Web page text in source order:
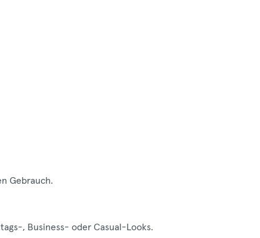
Gebrauch.
, Business- oder Casual-Looks.